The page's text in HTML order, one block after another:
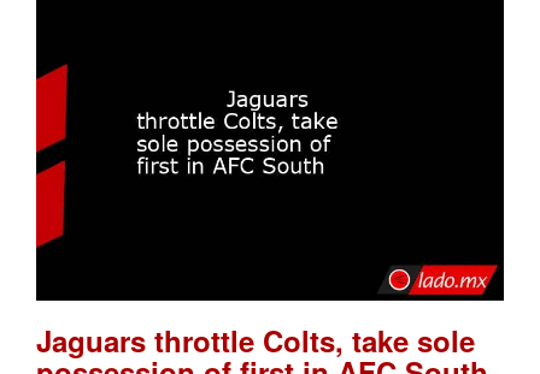
Jaguars throttle Colts, take sole